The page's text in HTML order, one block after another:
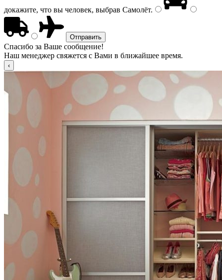
докажите, что вы человек, выбрав Самолёт.
Спасибо за Ваше сообщение!
Наш менеджер свяжется с Вами в ближайшее время.